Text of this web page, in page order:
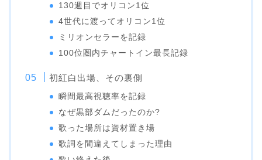
130週目でオリコン1位
4世代に渡ってオリコン1位
ミリオンセラーを記録
100位圏内チャートイン最長記録
初紅白出場、その裏側
瞬間最高視聴率を記録
なぜ黒部ダムだったのか?
歌った場所は資材置き場
歌詞を間違えてしまった理由